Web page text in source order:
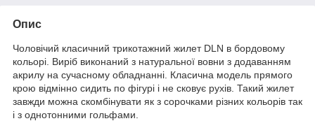
Опис
Чоловічий класичний трикотажний жилет DLN в бордовому
кольорі. Виріб виконаний з натуральної вовни з додаванням
акрилу на сучасному обладнанні. Класична модель прямого
крою відмінно сидить по фігурі і не сковує рухів. Такий жилет
завжди можна скомбінувати як з сорочками різних кольорів так
і з однотонними гольфами.